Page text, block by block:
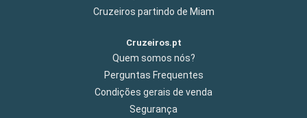
Cruzeiros partindo de Miam
Cruzeiros.pt
Quem somos nós?
Perguntas Frequentes
Condições gerais de venda
Segurança